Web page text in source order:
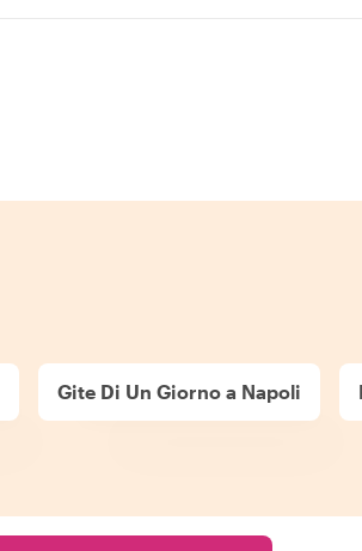
Gite Di Un Giorno a Napoli